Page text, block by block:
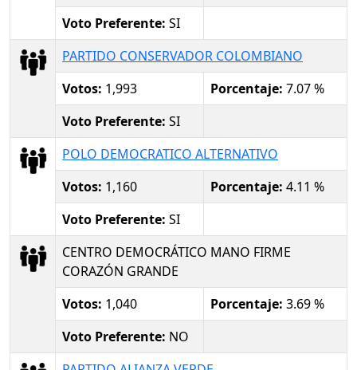
Voto Preferente: SI
PARTIDO CONSERVADOR COLOMBIANO
Votos: 1,993 Porcentaje: 7.07 %
Voto Preferente: SI
POLO DEMOCRATICO ALTERNATIVO
Votos: 1,160 Porcentaje: 4.11 %
Voto Preferente: SI
CENTRO DEMOCRÁTICO MANO FIRME
CORAZÓN GRANDE
Votos: 1,040 Porcentaje: 3.69 %
Voto Preferente: NO